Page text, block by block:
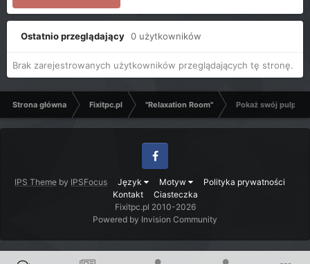
Ostatnio przeglądający 0 użytkowników
Brak zarejestrowanych użytkowników przeglądających tę stronę.
Strona główna Fixitpc.pl "Relaxation Room" Pokaż swój pulpit
IPS Theme by IPSFocus Język Motyw
Polityka prywatności
Kontakt
Ciasteczka
Facebook
Fixitpc.pl 2010-2026
Powered by Invision Community